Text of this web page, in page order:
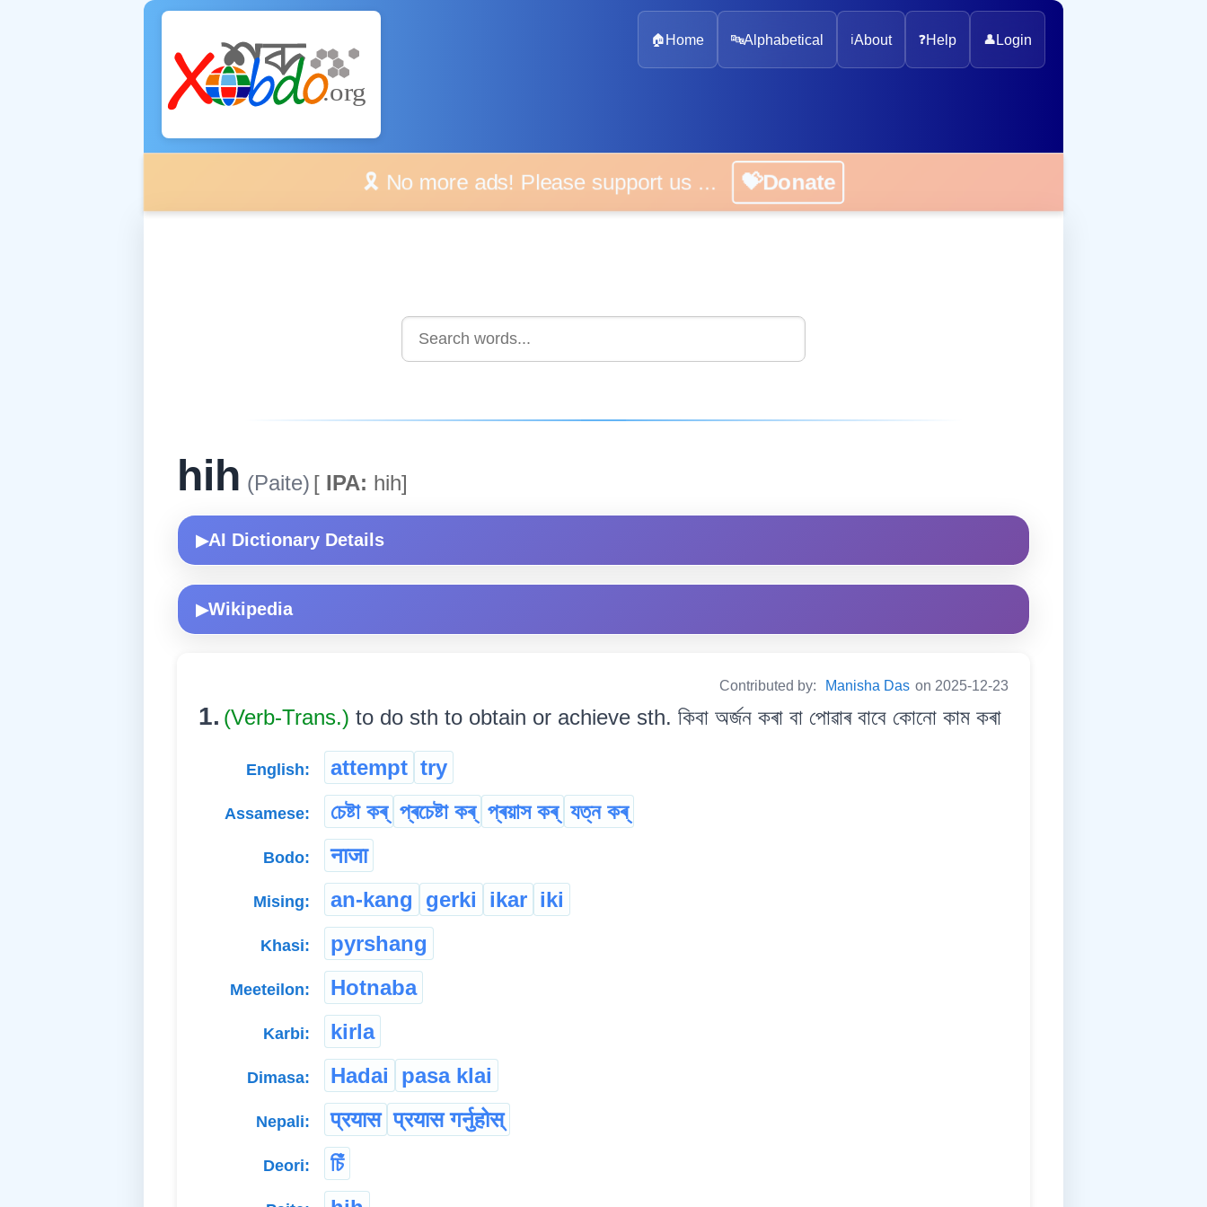
🏠 Home 🔤Alphabetical ℹ️About ❓Help 👤 Login
🎗️ No more ads! Please support us ... 💝Donate
hih (Paite) [ IPA: hih]
▶AI Dictionary Details
▶Wikipedia
Contributed by: Manisha Das on 2025-12-23
1. (Verb-Trans.) to do sth to obtain or achieve sth. কিবা অৰ্জন কৰা বা পোৱাৰ বাবে কোনো কাম কৰা
English: attempt try
Assamese: চেষ্টা কৰ্ প্ৰচেষ্টা কৰ্ প্ৰয়াস কৰ্ যত্ন কৰ্
Bodo: नाजा
Mising: an-kang gerki ikar iki
Khasi: pyrshang
Meeteilon: Hotnaba
Karbi: kirla
Dimasa: Hadai pasa klai
Nepali: प्रयास प्रयास गर्नुहोस्
Deori: চিঁ